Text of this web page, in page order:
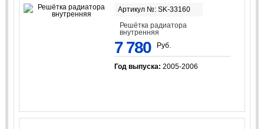
Артикул №: SK-33160
Решётка радиатора
внутренняя
7 780 Руб.
Год выпуска: 2005-2006